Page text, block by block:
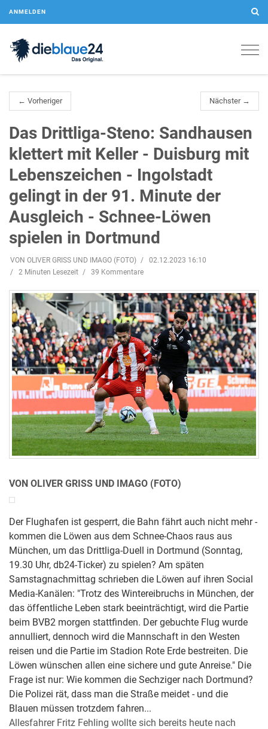
ANMELDEN
← Vorheriger Nächster →
Das Drittliga-Steno: Sandhausen
klettert mit Keller - Duisburg mit
Lebenszeichen - Ingolstadt
gelingt in der 91. Minute der
Ausgleich - Schnee-Löwen
spielen in Dortmund
VON OLIVER GRISS UND IMAGO (FOTO)
02.12.2023 16:10
2 Minuten Lesezeit
39 Kommentare
VON OLIVER GRISS UND IMAGO (FOTO)
Der Flughafen ist gesperrt, die Bahn fährt auch nicht mehr -
kommen die Löwen aus dem Schnee-Chaos raus aus
München, um das Drittliga-Duell in Dortmund (Sonntag,
19.30 Uhr, db24-Ticker) zu spielen? Am späten
Samstagnachmittag schrieben die Löwen auf ihren Social
Media-Kanälen: "Trotz des Wintereibruchs in München, der
das öffentliche Leben stark beeinträchtigt, wird die Partie
beim BVB2 morgen stattfinden. Der gebuchte Flug wurde
annulliert, dennoch wird die Mannschaft in den Westen
reisen und die Partie im Stadion Rote Erde bestreiten. Die
Löwen wünschen allen eine sichere und gute Anreise." Die
Frage ist nur: Wie kommen die Sechziger nach Dortmund?
Die Polizei rät, dass man die Straße meidet - und die
Blauen müssen trotzdem fahren...
Allesfahrer Fritz Fehling wollte sich bereits heute nach